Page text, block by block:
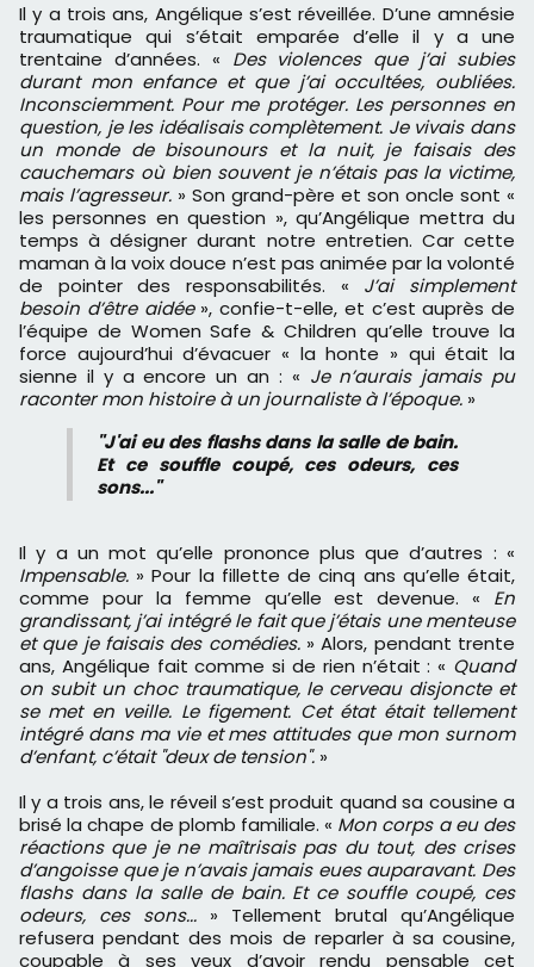
Il y a trois ans, Angélique s’est réveillée. D’une amnésie
traumatique qui s’était emparée d’elle il y a une
trentaine d’années. « Des violences que j’ai subies
durant mon enfance et que j’ai occultées, oubliées.
Inconsciemment. Pour me protéger. Les personnes en
question, je les idéalisais complètement. Je vivais dans
un monde de bisounours et la nuit, je faisais des
cauchemars où bien souvent je n’étais pas la victime,
mais l’agresseur. » Son grand-père et son oncle sont «
les personnes en question », qu’Angélique mettra du
temps à désigner durant notre entretien. Car cette
maman à la voix douce n’est pas animée par la volonté
de pointer des responsabilités. « J’ai simplement
besoin d’être aidée», confie-t-elle, et c’est auprès de
l’équipe de Women Safe & Children qu’elle trouve la
force aujourd’hui d’évacuer « la honte » qui était la
sienne il y a encore un an : « Je n’aurais jamais pu
raconter mon histoire à un journaliste à l’époque. »
"J'ai eu des flashs dans la salle de bain.
Et ce souffle coupé, ces odeurs, ces
sons..."
Il y a un mot qu’elle prononce plus que d’autres : «
Impensable. » Pour la fillette de cinq ans qu’elle était,
comme pour la femme qu’elle est devenue. « En
grandissant, j’ai intégré le fait que j’étais une menteuse
et que je faisais des comédies.» Alors, pendant trente
ans, Angélique fait comme si de rien n’était : « Quand
on subit un choc traumatique, le cerveau disjoncte et
se met en veille. Le figement. Cet état était tellement
intégré dans ma vie et mes attitudes que mon surnom
d’enfant, c’était "deux de tension". »
Il y a trois ans, le réveil s’est produit quand sa cousine a
brisé la chape de plomb familiale. « Mon corps a eu des
réactions que je ne maîtrisais pas du tout, des crises
d’angoisse que je n’avais jamais eues auparavant. Des
flashs dans la salle de bain. Et ce souffle coupé, ces
odeurs, ces sons... » Tellement brutal qu’Angélique
refusera pendant des mois de reparler à sa cousine,
coupable à ses yeux d’avoir rendu pensable cet